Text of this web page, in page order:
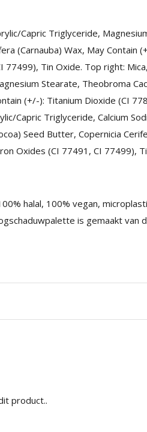
Capric Triglyceride,
(Carnauba) Wax, May Contain
Tin Oxide. Top right:
Stearate, Theobroma
(+/-): Titanium Dioxide (CI
Capric Triglyceride, Calcium
Seed Butter, Copernicia
Oxides (CI 77491, CI 77499),
halal, 100% vegan,
is gemaakt van
product..